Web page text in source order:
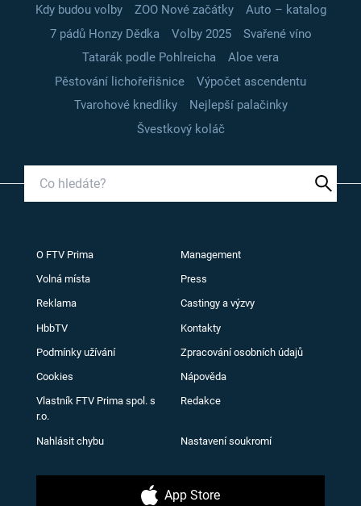
Kdy budou volby
ZOO Nové začátky
Auto – katalog
7 pádů Honzy Dědka
Volby 2025
Svařené víno
Tatarák podle Pohlreicha
Aloe vera
Pěstování lichořeřišnice
Výpočet ascendentu
Tvarohové knedlíky
Nejlepší palačinky
Švestkový koláč
O FTV Prima Management
Volná místa Press
Reklama Castingy a výzvy
HbbTV Kontakty
Podmínky užívání Zpracování osobních údajů
Cookies Nápověda
Vlastník FTV Prima spol. s
r.o.
Redakce
Nahlásit chybu Nastavení soukromí
App Store